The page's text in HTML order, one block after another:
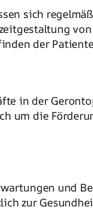
sich
der
in der
um die
und
zur